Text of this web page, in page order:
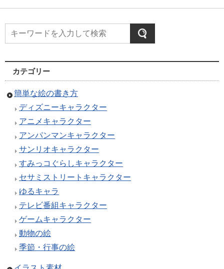
カテゴリー
簡単な絵の書き方
ディズニーキャラクター
アニメキャラクター
アンパンマンキャラクター
サンリオキャラクター
すみっコぐらしキャラクター
セサミストリートキャラクター
ゆるキャラ
テレビ番組キャラクター
ゲームキャラクター
動物の絵
季節・行事の絵